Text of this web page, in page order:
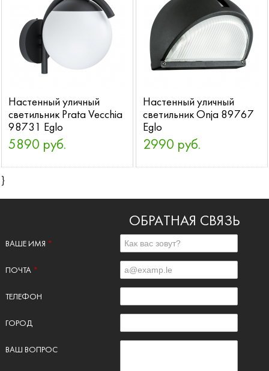
Настенный уличный
светильник Prata Vecchia
98731 Eglo
5890 руб.
Настенный уличный
светильник Onja 89767
Eglo
2990 руб.
}
ОБРАТНАЯ СВЯЗЬ
ВАШЕ ИМЯ *
ПОЧТА *
ТЕЛЕФОН
ГОРОД
ВАШ ВОПРОС